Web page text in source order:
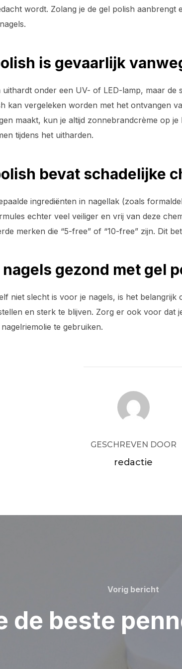
wordt. Zolang je de gel polish
is gevaarlijk
onder een UV- of LED-lamp, maar de
kan vergeleken worden met het ontvangen
maakt, kun je altijd zonnebrandcrème op
tijdens het uitharden.
bevat schadelijke
ingrediënten in nagellak (zoals
echter veel veiliger en vrij van deze
merken die “5-free” of “10-free” zijn. Dit
gezond met gel
niet slecht is voor je nagels, is het belangrijk
en sterk te blijven. Zorg er ook voor dat
te gebruiken.
BERICHTAUTEUR
GESCHREVEN DOOR
redactie
Vorig
Vorig bericht
de beste